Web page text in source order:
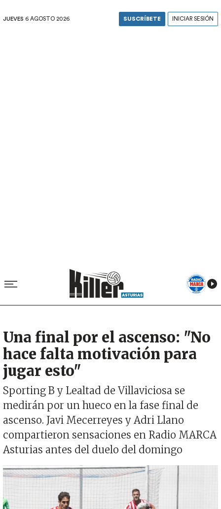
JUEVES 6 AGOSTO 2026 SUSCRÍBETE INICIAR SESIÓN
Una final por el ascenso: "No
hace falta motivación para
jugar esto"
Sporting B y Lealtad de Villaviciosa se
medirán por un hueco en la fase final de
ascenso. Javi Mecerreyes y Adri Llano
compartieron sensaciones en Radio MARCA
Asturias antes del duelo del domingo
Imagen